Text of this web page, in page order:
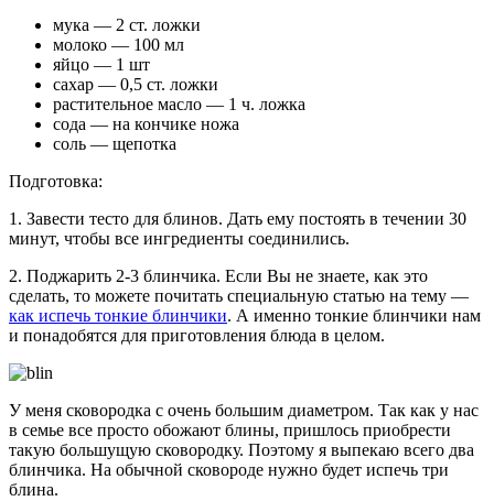
мука — 2 ст. ложки
молоко — 100 мл
яйцо — 1 шт
сахар — 0,5 ст. ложки
растительное масло — 1 ч. ложка
сода — на кончике ножа
соль — щепотка
Подготовка:
1. Завести тесто для блинов. Дать ему постоять в течении 30
минут, чтобы все ингредиенты соединились.
2. Поджарить 2-3 блинчика. Если Вы не знаете, как это
сделать, то можете почитать специальную статью на тему —
как испечь тонкие блинчики. А именно тонкие блинчики нам
и понадобятся для приготовления блюда в целом.
У меня сковородка с очень большим диаметром. Так как у нас
в семье все просто обожают блины, пришлось приобрести
такую большущую сковородку. Поэтому я выпекаю всего два
блинчика. На обычной сковороде нужно будет испечь три
блина.